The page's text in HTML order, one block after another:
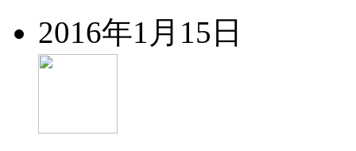
2016年1月15日